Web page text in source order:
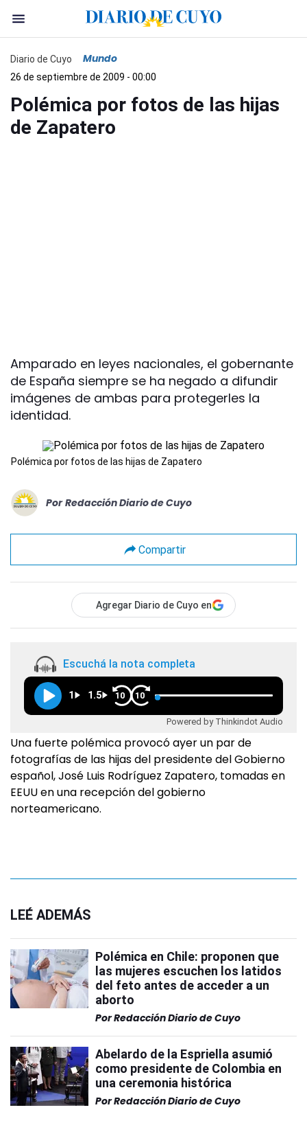
Diario de Cuyo Mundo
26 de septiembre de 2009 - 00:00
Polémica por fotos de las hijas
de Zapatero
Amparado en leyes nacionales, el gobernante
de España siempre se ha negado a difundir
imágenes de ambas para protegerles la
identidad.
Polémica por fotos de las hijas de Zapatero
Por Redacción Diario de Cuyo
Compartir
Agregar Diario de Cuyo en
Escuchá la nota completa
1 1.5 10 10
Powered by Thinkindot Audio
Una fuerte polémica provocó ayer un par de
fotografías de las hijas del presidente del Gobierno
español, José Luis Rodríguez Zapatero, tomadas en
EEUU en una recepción del gobierno
norteamericano.
LEÉ ADEMÁS
Polémica en Chile: proponen que
las mujeres escuchen los latidos
del feto antes de acceder a un
aborto
PorRedacción Diario de Cuyo
Abelardo de la Espriella asumió
como presidente de Colombia en
una ceremonia histórica
PorRedacción Diario de Cuyo